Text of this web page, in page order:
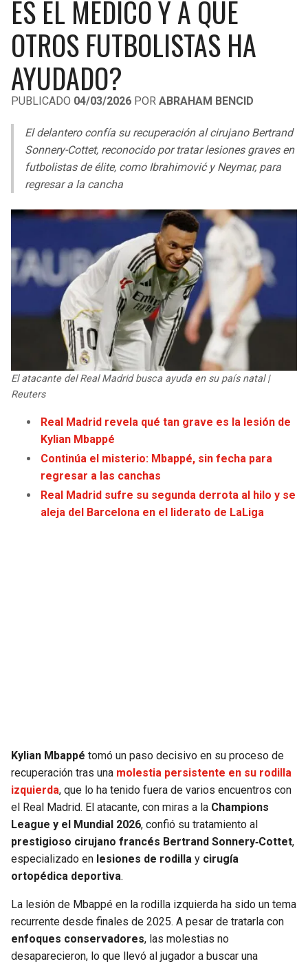
LIGA DE EXPANSIÓN MX
LEAGUES CUP
UEFA EUROPA LEAGUE
UEFA CONFERENCE LEAGUE
MLS
COPA LIBERTADORES
COPA SUDAMERICANA
LIGA BETPLAY
OTRAS LIGAS
ES EL MÉDICO Y A QUÉ
OTROS FUTBOLISTAS HA
AYUDADO?
PUBLICADO 04/03/2026 POR ABRAHAM BENCID
El delantero confía su recuperación al cirujano Bertrand
Sonnery-Cottet, reconocido por tratar lesiones graves en
futbolistas de élite, como Ibrahimović y Neymar, para
regresar a la cancha
El atacante del Real Madrid busca ayuda en su país natal |
Reuters
Real Madrid revela qué tan grave es la lesión de
Kylian Mbappé
Continúa el misterio: Mbappé, sin fecha para
regresar a las canchas
Real Madrid sufre su segunda derrota al hilo y se
aleja del Barcelona en el liderato de LaLiga
Kylian Mbappé tomó un paso decisivo en su proceso de
recuperación tras una molestia persistente en su rodilla
izquierda, que lo ha tenido fuera de varios encuentros con
el Real Madrid. El atacante, con miras a la Champions
League y el Mundial 2026, confió su tratamiento al
prestigioso cirujano francés Bertrand Sonnery‑Cottet,
especializado en lesiones de rodilla y cirugía
ortopédica deportiva.
La lesión de Mbappé en la rodilla izquierda ha sido un tema
recurrente desde finales de 2025. A pesar de tratarla con
enfoques conservadores, las molestias no
desaparecieron, lo que llevó al jugador a buscar una